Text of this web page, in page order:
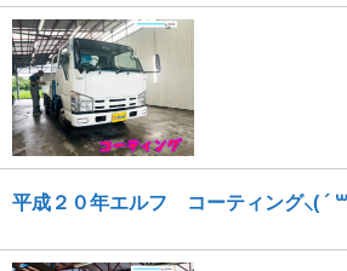
平成２０年エルフ コーティング⸜( ´